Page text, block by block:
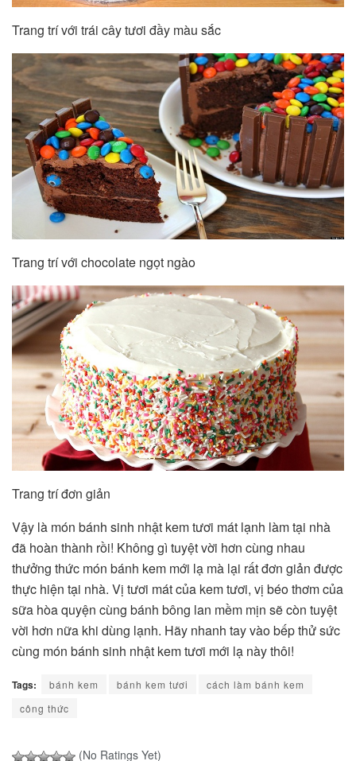
Trang trí với trái cây tươi đầy màu sắc
Trang trí với chocolate ngọt ngào
Trang trí đơn giản
Vậy là món bánh sinh nhật kem tươi mát lạnh làm tại nhà
đã hoàn thành rồi! Không gì tuyệt vời hơn cùng nhau
thưởng thức món bánh kem mới lạ mà lại rất đơn giản được
thực hiện tại nhà. Vị tươi mát của kem tươi, vị béo thơm của
sữa hòa quyện cùng bánh bông lan mềm mịn sẽ còn tuyệt
vời hơn nữa khi dùng lạnh. Hãy nhanh tay vào bếp thử sức
cùng món bánh sinh nhật kem tươi mới lạ này thôi!
Tags: bánh kem bánh kem tươi
cách làm bánh kem
công thức
(No Ratings Yet)